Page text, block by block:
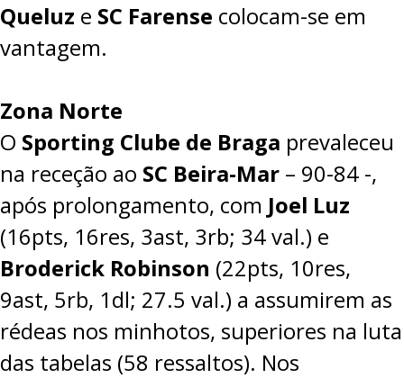
Queluz e SC Farense colocam-se em
vantagem.
Zona Norte
O Sporting Clube de Braga prevaleceu
na receção ao SC Beira-Mar – 90-84 -,
após prolongamento, com Joel Luz
(16pts, 16res, 3ast, 3rb; 34 val.) e
Broderick Robinson (22pts, 10res,
9ast, 5rb, 1dl; 27.5 val.) a assumirem as
rédeas nos minhotos, superiores na luta
das tabelas (58 ressaltos). Nos